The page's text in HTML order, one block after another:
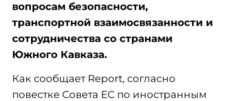
вопросам безопасности,
транспортной взаимосвязанности и
сотрудничества со странами
Южного Кавказа.
Как сообщает Report, согласно
повестке Совета ЕС по иностранным